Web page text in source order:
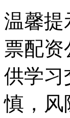
温馨提
票配
供学习
慎，风